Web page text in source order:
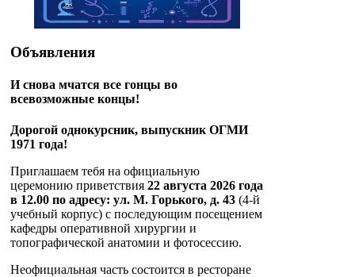
Объявления
И снова мчатся все гонцы во
всевозможные концы!
Дорогой однокурсник, выпускник ОГМИ
1971 года!
Приглашаем тебя на официальную
церемонию приветствия 22 августа 2026 года
в 12.00 по адресу: ул. М. Горького, д. 43 (4-й
учебный корпус) с последующим посещением
кафедры оперативной хирургии и
топографической анатомии и фотосессию.
Неофициальная часть состоится в ресторане